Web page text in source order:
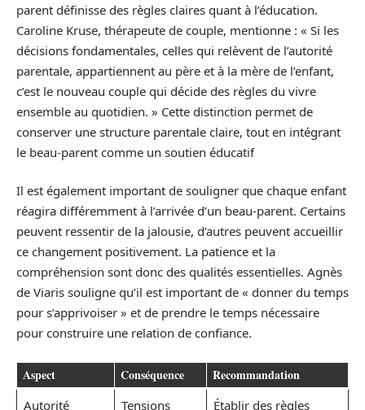
parent définisse des règles claires quant à l’éducation.
Caroline Kruse, thérapeute de couple, mentionne : « Si les
décisions fondamentales, celles qui relèvent de l’autorité
parentale, appartiennent au père et à la mère de l’enfant,
c’est le nouveau couple qui décide des règles du vivre
ensemble au quotidien. » Cette distinction permet de
conserver une structure parentale claire, tout en intégrant
le beau-parent comme un soutien éducatif
Il est également important de souligner que chaque enfant
réagira différemment à l’arrivée d’un beau-parent. Certains
peuvent ressentir de la jalousie, d’autres peuvent accueillir
ce changement positivement. La patience et la
compréhension sont donc des qualités essentielles. Agnès
de Viaris souligne qu’il est important de « donner du temps
pour s’apprivoiser » et de prendre le temps nécessaire
pour construire une relation de confiance.
Aspect Conséquence Recommandation
Autorité
Tensions
Établir des règles